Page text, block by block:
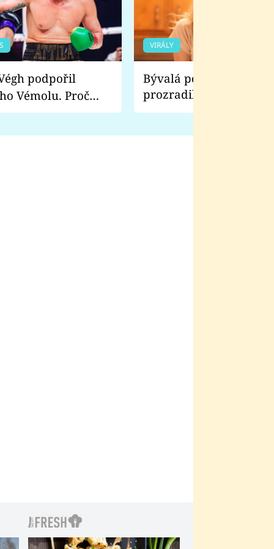
Vémolu. Proč
zápasit s ním než
VIRÁLY
Bývalá pornoherečka
prozradila, co ji
natáčení Euforie.